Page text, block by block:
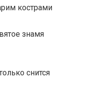
кострами
знамя
снится